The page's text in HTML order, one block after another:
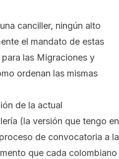
canciller, ningún alto
el mandato de estas
las Migraciones y
ordenan las mismas
de la actual
(la versión que tengo en
de convocatoria a la
que cada colombiano